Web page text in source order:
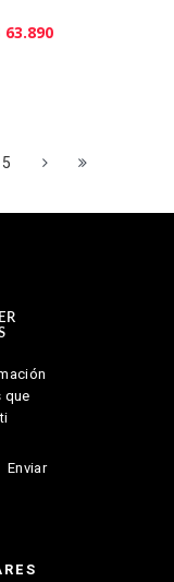
63.890
5
que
Enviar